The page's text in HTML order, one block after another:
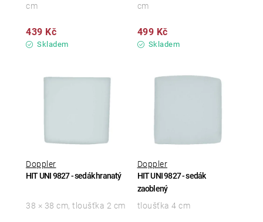
Skladem
439 Kč
cm
Skladem
499 Kč
cm
HIT UNI 9827 - sedák hranatý
Doppler
38 × 38 cm, tloušťka 2 cm
HIT UNI 9827 - sedák
zaoblený
Doppler
tloušťka 4 cm